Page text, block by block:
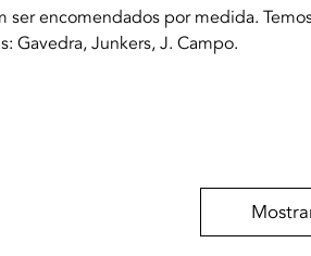
ser encomendados por medida.
Gavedra, Junkers, J. Campo.